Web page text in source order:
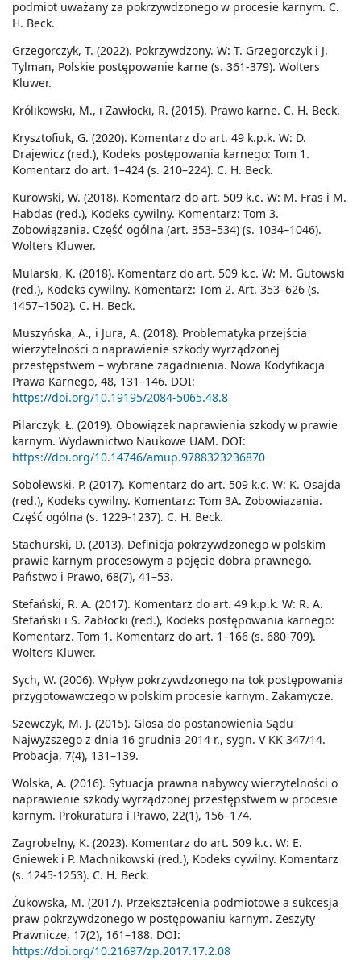
podmiot uważany za pokrzywdzonego w procesie karnym. C.
H. Beck.
Grzegorczyk, T. (2022). Pokrzywdzony. W: T. Grzegorczyk i J.
Tylman, Polskie postępowanie karne (s. 361-379). Wolters
Kluwer.
Królikowski, M., i Zawłocki, R. (2015). Prawo karne. C. H. Beck.
Krysztofiuk, G. (2020). Komentarz do art. 49 k.p.k. W: D.
Drajewicz (red.), Kodeks postępowania karnego: Tom 1.
Komentarz do art. 1–424 (s. 210–224). C. H. Beck.
Kurowski, W. (2018). Komentarz do art. 509 k.c. W: M. Fras i M.
Habdas (red.), Kodeks cywilny. Komentarz: Tom 3.
Zobowiązania. Część ogólna (art. 353–534) (s. 1034–1046).
Wolters Kluwer.
Mularski, K. (2018). Komentarz do art. 509 k.c. W: M. Gutowski
(red.), Kodeks cywilny. Komentarz: Tom 2. Art. 353–626 (s.
1457–1502). C. H. Beck.
Muszyńska, A., i Jura, A. (2018). Problematyka przejścia
wierzytelności o naprawienie szkody wyrządzonej
przestępstwem – wybrane zagadnienia. Nowa Kodyfikacja
Prawa Karnego, 48, 131–146. DOI:
https://doi.org/10.19195/2084-5065.48.8
Pilarczyk, Ł. (2019). Obowiązek naprawienia szkody w prawie
karnym. Wydawnictwo Naukowe UAM. DOI:
https://doi.org/10.14746/amup.9788323236870
Sobolewski, P. (2017). Komentarz do art. 509 k.c. W: K. Osajda
(red.), Kodeks cywilny. Komentarz: Tom 3A. Zobowiązania.
Część ogólna (s. 1229-1237). C. H. Beck.
Stachurski, D. (2013). Definicja pokrzywdzonego w polskim
prawie karnym procesowym a pojęcie dobra prawnego.
Państwo i Prawo, 68(7), 41–53.
Stefański, R. A. (2017). Komentarz do art. 49 k.p.k. W: R. A.
Stefański i S. Zabłocki (red.), Kodeks postępowania karnego:
Komentarz. Tom 1. Komentarz do art. 1–166 (s. 680-709).
Wolters Kluwer.
Sych, W. (2006). Wpływ pokrzywdzonego na tok postępowania
przygotowawczego w polskim procesie karnym. Zakamycze.
Szewczyk, M. J. (2015). Glosa do postanowienia Sądu
Najwyższego z dnia 16 grudnia 2014 r., sygn. V KK 347/14.
Probacja, 7(4), 131–139.
Wolska, A. (2016). Sytuacja prawna nabywcy wierzytelności o
naprawienie szkody wyrządzonej przestępstwem w procesie
karnym. Prokuratura i Prawo, 22(1), 156–174.
Zagrobelny, K. (2023). Komentarz do art. 509 k.c. W: E.
Gniewek i P. Machnikowski (red.), Kodeks cywilny. Komentarz
(s. 1245-1253). C. H. Beck.
Żukowska, M. (2017). Przekształcenia podmiotowe a sukcesja
praw pokrzywdzonego w postępowaniu karnym. Zeszyty
Prawnicze, 17(2), 161–188. DOI:
https://doi.org/10.21697/zp.2017.17.2.08